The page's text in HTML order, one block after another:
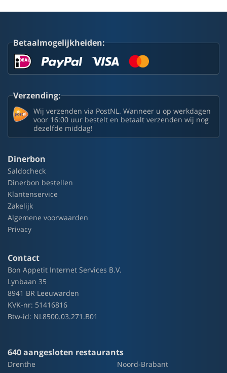
Betaalmogelijkheiden:
Verzending:
Wij verzenden via PostNL. Wanneer u op werkdagen
voor 16:00 uur bestelt en betaalt verzenden wij nog
dezelfde middag!
Dinerbon
Saldocheck
Dinerbon bestellen
Klantenservice
Zakelijk
Algemene voorwaarden
Privacy
Contact
Bon Appetit Internet Services B.V.
Lynbaan 35
8941 BR Leeuwarden
KVK-nr: 51416816
Btw-id: NL8500.03.271.B01
640 aangesloten restaurants
Drenthe
Noord-Brabant